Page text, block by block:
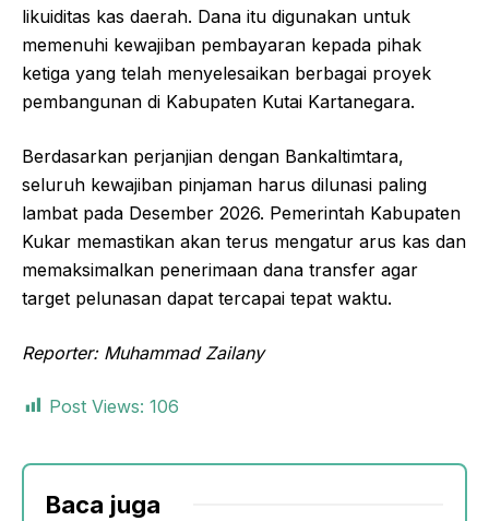
likuiditas kas daerah. Dana itu digunakan untuk
memenuhi kewajiban pembayaran kepada pihak
ketiga yang telah menyelesaikan berbagai proyek
pembangunan di Kabupaten Kutai Kartanegara.
Berdasarkan perjanjian dengan Bankaltimtara,
seluruh kewajiban pinjaman harus dilunasi paling
lambat pada Desember 2026. Pemerintah Kabupaten
Kukar memastikan akan terus mengatur arus kas dan
memaksimalkan penerimaan dana transfer agar
target pelunasan dapat tercapai tepat waktu.
Reporter: Muhammad Zailany
Post Views: 106
Baca juga